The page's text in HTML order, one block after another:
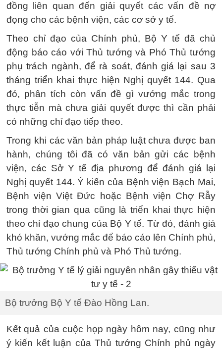
đồng liên quan đến giải quyết các vấn đề nợ
đọng cho các bệnh viện, các cơ sở y tế.
Theo chỉ đạo của Chính phủ, Bộ Y tế đã chủ
động báo cáo với Thủ tướng và Phó Thủ tướng
phụ trách ngành, để rà soát, đánh giá lại sau 3
tháng triển khai thực hiện Nghị quyết 144. Qua
đó, phân tích còn vấn đề gì vướng mắc trong
thực tiễn mà chưa giải quyết được thì cần phải
có những chỉ đạo tiếp theo.
Trong khi các văn bản pháp luật chưa được ban
hành, chúng tôi đã có văn bản gửi các bệnh
viện, các Sở Y tế địa phương để đánh giá lại
Nghị quyết 144. Ý kiến của Bệnh viện Bạch Mai,
Bệnh viện Việt Đức hoặc Bệnh viện Chợ Rẫy
trong thời gian qua cũng là triển khai thực hiện
theo chỉ đạo chung của Bộ Y tế. Từ đó, đánh giá
khó khăn, vướng mắc để báo cáo lên Chính phủ,
Thủ tướng Chính phủ và Phó Thủ tướng.
Bộ trưởng Bộ Y tế Đào Hồng Lan.
Kết quả của cuộc họp ngày hôm nay, cũng như
ý kiến kết luận của Thủ tướng Chính phủ ngày